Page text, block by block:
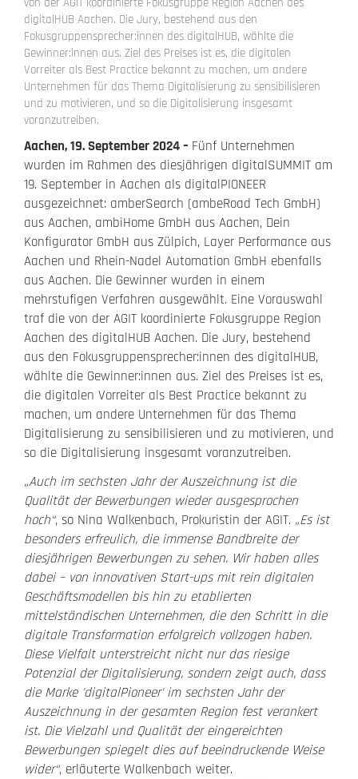
digitalHUB Aachen. Die Jury, bestehend aus den
Fokusgruppensprecher:innen des digitalHUB, wählte die
Gewinner:innen aus. Ziel des Preises ist es, die digitalen
Vorreiter als Best Practice bekannt zu machen, um andere
Unternehmen für das Thema Digitalisierung zu sensibilisieren
und zu motivieren, und so die Digitalisierung insgesamt
voranzutreiben.
Aachen, 19. September 2024 – Fünf Unternehmen
wurden im Rahmen des diesjährigen digitalSUMMIT am
19. September in Aachen als digitalPIONEER
ausgezeichnet: amberSearch (ambeRoad Tech GmbH)
aus Aachen, ambiHome GmbH aus Aachen, Dein
Konfigurator GmbH aus Zülpich, Layer Performance aus
Aachen und Rhein-Nadel Automation GmbH ebenfalls
aus Aachen. Die Gewinner wurden in einem
mehrstufigen Verfahren ausgewählt. Eine Vorauswahl
traf die von der AGIT koordinierte Fokusgruppe Region
Aachen des digitalHUB Aachen. Die Jury, bestehend
aus den Fokusgruppensprecher:innen des digitalHUB,
wählte die Gewinner:innen aus. Ziel des Preises ist es,
die digitalen Vorreiter als Best Practice bekannt zu
machen, um andere Unternehmen für das Thema
Digitalisierung zu sensibilisieren und zu motivieren, und
so die Digitalisierung insgesamt voranzutreiben.
„Auch im sechsten Jahr der Auszeichnung ist die
Qualität der Bewerbungen wieder ausgesprochen
hoch“, so Nina Walkenbach, Prokuristin der AGIT. „Es ist
besonders erfreulich, die immense Bandbreite der
diesjährigen Bewerbungen zu sehen. Wir haben alles
dabei – von innovativen Start-ups mit rein digitalen
Geschäftsmodellen bis hin zu etablierten
mittelständischen Unternehmen, die den Schritt in die
digitale Transformation erfolgreich vollzogen haben.
Diese Vielfalt unterstreicht nicht nur das riesige
Potenzial der Digitalisierung, sondern zeigt auch, dass
die Marke 'digitalPioneer' im sechsten Jahr der
Auszeichnung in der gesamten Region fest verankert
ist. Die Vielzahl und Qualität der eingereichten
Bewerbungen spiegelt dies auf beeindruckende Weise
wider“, erläuterte Walkenbach weiter.